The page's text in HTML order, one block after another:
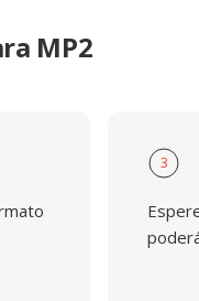
MP2
3